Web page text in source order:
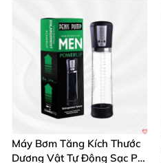
Bathmate Hydromax 9 Tập
Ống bơm thủy lực
bền bỉ 🛠️
Máy Bơm Tăng Kích Thước
Dương Vật Tự Động Sạc Pin